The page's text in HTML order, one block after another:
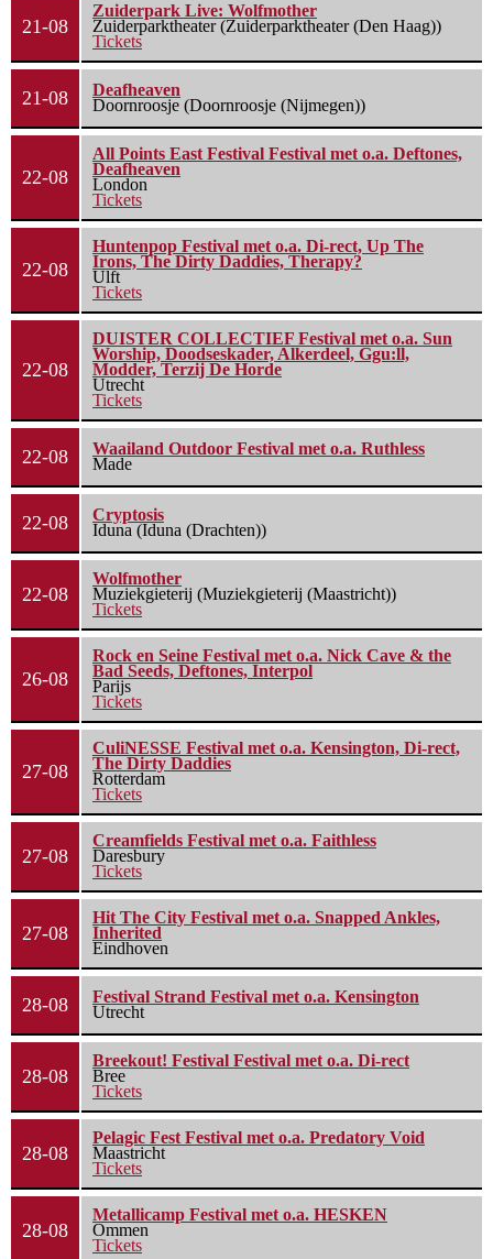
21-08
Zuiderpark Live: Wolfmother
Zuiderparktheater (Zuiderparktheater (Den Haag))
Tickets
21-08
Deafheaven
Doornroosje (Doornroosje (Nijmegen))
22-08
All Points East Festival Festival met o.a. Deftones,
Deafheaven
London
Tickets
22-08
Huntenpop Festival met o.a. Di-rect, Up The
Irons, The Dirty Daddies, Therapy?
Ulft
Tickets
22-08
DUISTER COLLECTIEF Festival met o.a. Sun
Worship, Doodseskader, Alkerdeel, Ggu:ll,
Modder, Terzij De Horde
Utrecht
Tickets
22-08
Waailand Outdoor Festival met o.a. Ruthless
Made
22-08
Cryptosis
Iduna (Iduna (Drachten))
22-08
Wolfmother
Muziekgieterij (Muziekgieterij (Maastricht))
Tickets
26-08
Rock en Seine Festival met o.a. Nick Cave & the
Bad Seeds, Deftones, Interpol
Parijs
Tickets
27-08
CuliNESSE Festival met o.a. Kensington, Di-rect,
The Dirty Daddies
Rotterdam
Tickets
27-08
Creamfields Festival met o.a. Faithless
Daresbury
Tickets
27-08
Hit The City Festival met o.a. Snapped Ankles,
Inherited
Eindhoven
28-08
Festival Strand Festival met o.a. Kensington
Utrecht
28-08
Breekout! Festival Festival met o.a. Di-rect
Bree
Tickets
28-08
Pelagic Fest Festival met o.a. Predatory Void
Maastricht
Tickets
28-08
Metallicamp Festival met o.a. HESKEN
Ommen
Tickets